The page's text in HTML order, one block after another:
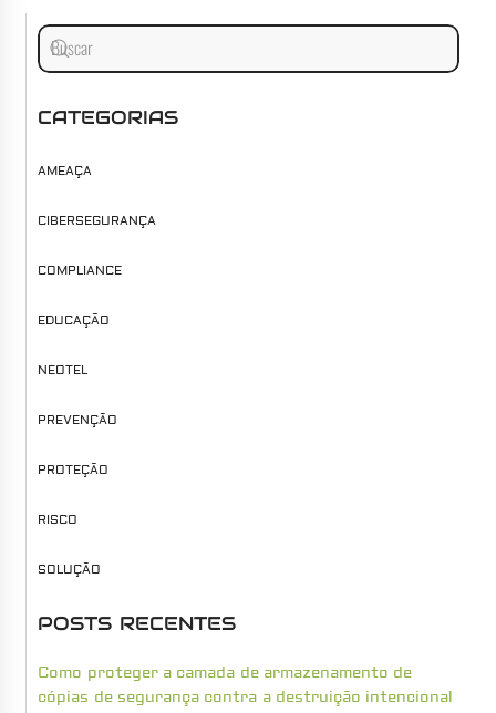
CATEGORIAS
AMEAÇA
CIBERSEGURANÇA
COMPLIANCE
EDUCAÇÃO
NEOTEL
PREVENÇÃO
PROTEÇÃO
RISCO
SOLUÇÃO
POSTS RECENTES
Como proteger a camada de armazenamento de
cópias de segurança contra a destruição intencional